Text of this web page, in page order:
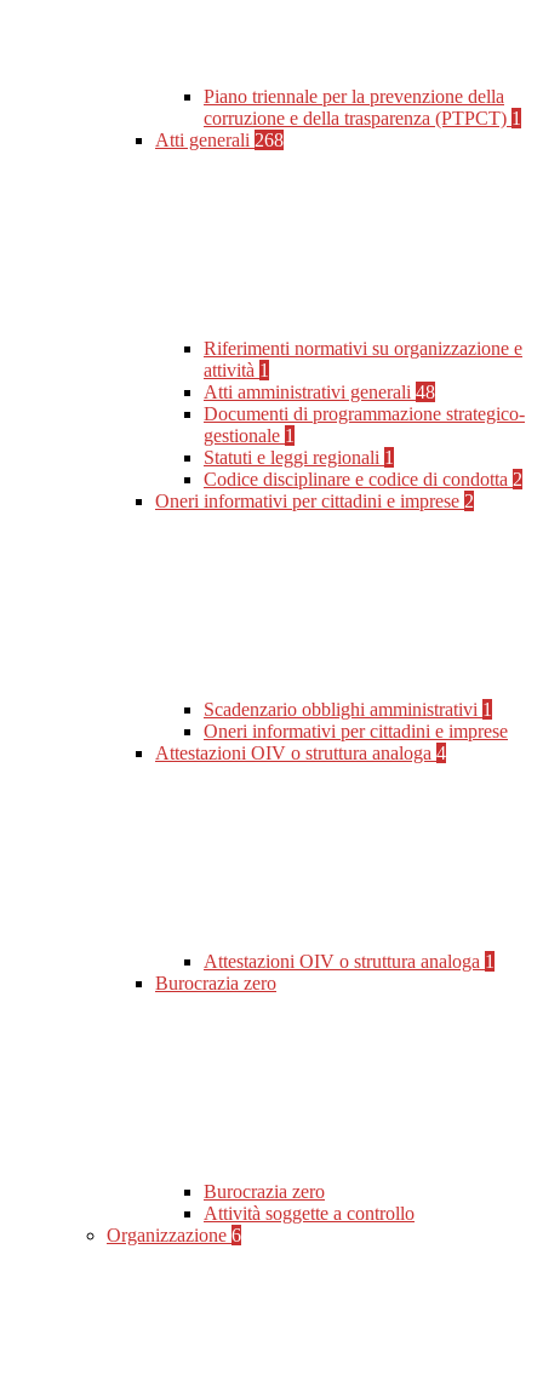
Piano triennale per la prevenzione della
corruzione e della trasparenza (PTPCT) 1
Atti generali 268
Riferimenti normativi su organizzazione e
attività 1
Atti amministrativi generali 48
Documenti di programmazione strategico-
gestionale 1
Statuti e leggi regionali 1
Codice disciplinare e codice di condotta 2
Oneri informativi per cittadini e imprese 2
Scadenzario obblighi amministrativi 1
Oneri informativi per cittadini e imprese
Attestazioni OIV o struttura analoga 4
Attestazioni OIV o struttura analoga 1
Burocrazia zero
Burocrazia zero
Attività soggette a controllo
Organizzazione 6